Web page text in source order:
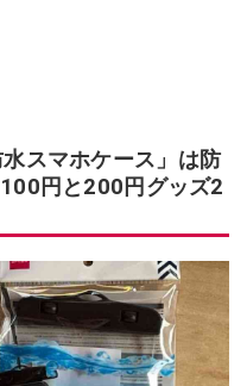
スマホケース」は防
円と200円グッズ2